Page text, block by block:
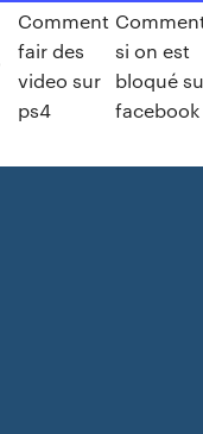
Comment
fair des
video sur
ps4
si on est
bloqué
facebook